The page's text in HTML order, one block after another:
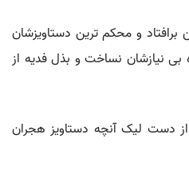
برافتاد و محکم ترین دستاویزشان
نیازشان نساخت و بذل فدیه از
دست لیک آنچه دستاویز هجران